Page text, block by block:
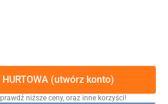
HURTOWA (utwórz konto)
niższe ceny, oraz inne korzyści!